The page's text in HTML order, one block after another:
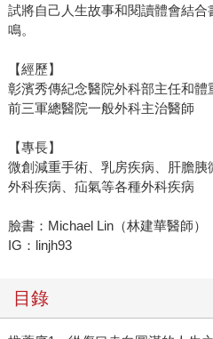
試將自己人生故事和閱讀體會結
鳴。
【經歷】
彰濱秀傳紀念醫院外科部主任和體
前三軍總醫院一般外科主治醫師
【專長】
微創減重手術、乳房疾病、肝膽
外科疾病、疝氣等各種外科疾病
臉書：Michael Lin（林建華醫師）
IG：linjh93
目錄